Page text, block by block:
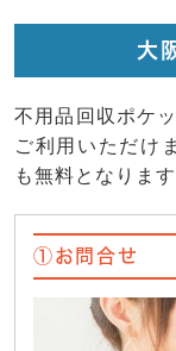
大
不用品回収ポケ
ご利用いただけ
も無料となります
①お問合せ